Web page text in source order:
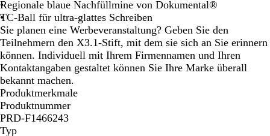
r
z
Regionale blaue Nachfüllmine von Dokumental®
TC-Ball für ultra-glattes Schreiben
Sie planen eine Werbeveranstaltung? Geben Sie den
Teilnehmern den X3.1-Stift, mit dem sie sich an Sie erinnern
können. Individuell mit Ihrem Firmennamen und Ihren
Kontaktangaben gestaltet können Sie Ihre Marke überall
bekannt machen.
Produktmerkmale
Produktnummer
PRD-F1466243
Typ